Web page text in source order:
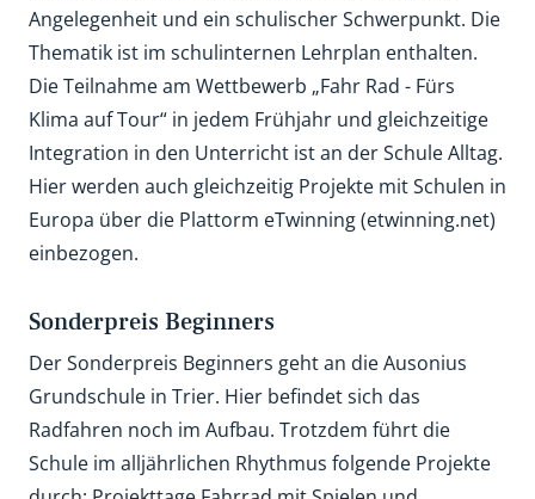
Angelegenheit und ein schulischer Schwerpunkt. Die
Thematik ist im schulinternen Lehrplan enthalten.
Die Teilnahme am Wettbewerb „Fahr Rad - Fürs
Klima auf Tour“ in jedem Frühjahr und gleichzeitige
Integration in den Unterricht ist an der Schule Alltag.
Hier werden auch gleichzeitig Projekte mit Schulen in
Europa über die Plattorm eTwinning (etwinning.net)
einbezogen.
Sonderpreis Beginners
Der Sonderpreis Beginners geht an die Ausonius
Grundschule in Trier. Hier befindet sich das
Radfahren noch im Aufbau. Trotzdem führt die
Schule im alljährlichen Rhythmus folgende Projekte